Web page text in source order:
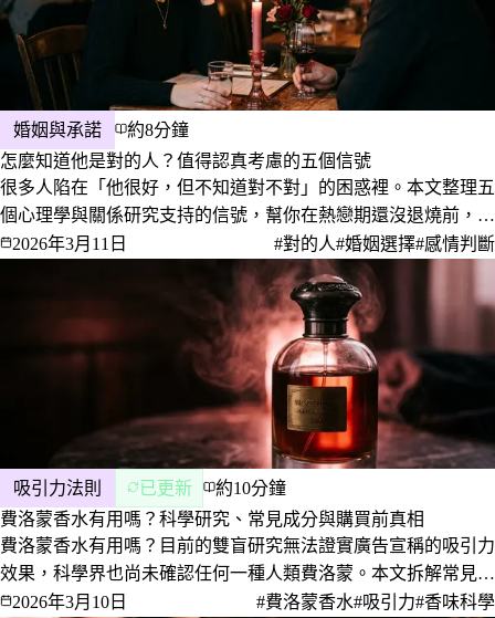
婚姻與承諾
約8分鐘
怎麼知道他是對的人？值得認真考慮的五個信號
很多人陷在「他很好，但不知道對不對」的困惑裡。本文整理五
個心理學與關係研究支持的信號，幫你在熱戀期還沒退燒前，更
清醒地判斷這段關係是否值得走向婚姻。
2026年3月11日 #對的人#婚姻選擇#感情判斷
吸引力法則 已更新
約10分鐘
費洛蒙香水有用嗎？科學研究、常見成分與購買前真相
費洛蒙香水有用嗎？目前的雙盲研究無法證實廣告宣稱的吸引力
效果，科學界也尚未確認任何一種人類費洛蒙。本文拆解常見成
分、用對照表比較廣告宣稱與研究證據，並說明氣味影響吸引力
2026年3月10日 #費洛蒙香水#吸引力#香味科學